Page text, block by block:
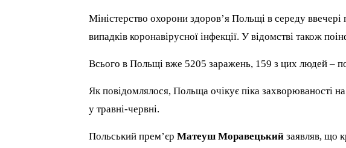
Міністерство охорони здоров’я Польщі в середу
випадків коронавірусної інфекції. У відомстві також
Всього в Польщі вже 5205 заражень, 159 з цих людей –
Як повідомлялося, Польща очікує піка захворюваності
у травні-червні.
Польський прем’єрМатеуш Моравецький заявляв, що